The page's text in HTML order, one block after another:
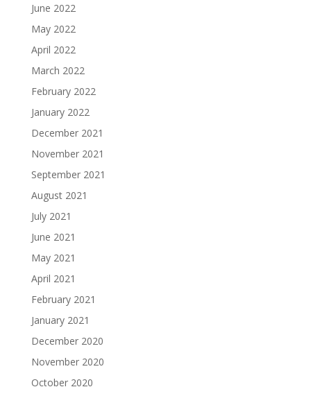
June 2022
May 2022
April 2022
March 2022
February 2022
January 2022
December 2021
November 2021
September 2021
August 2021
July 2021
June 2021
May 2021
April 2021
February 2021
January 2021
December 2020
November 2020
October 2020